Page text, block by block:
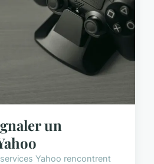
un
Yahoo rencontrent